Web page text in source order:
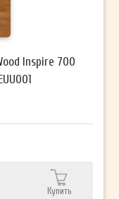
Inspire 700
Купить